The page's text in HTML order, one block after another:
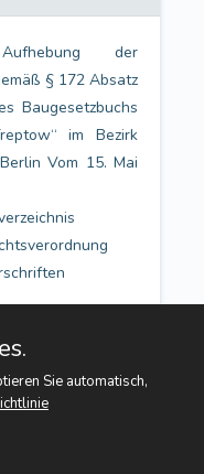
der
§ 172 Absatz
Baugesetzbuchs
im Bezirk
Vom 15. Mai
Sie automatisch,